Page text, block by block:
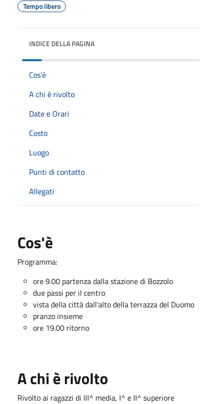
Tempo libero
INDICE DELLA PAGINA
Cos'è
A chi è rivolto
Date e Orari
Costo
Luogo
Punti di contatto
Allegati
Cos'è
Programma:
ore 9.00 partenza dalla stazione di Bozzolo
due passi per il centro
vista della città dall'alto della terrazza del Duomo
pranzo insieme
ore 19.00 ritorno
A chi è rivolto
Rivolto ai ragazzi di III^ media, I^ e II^ superiore